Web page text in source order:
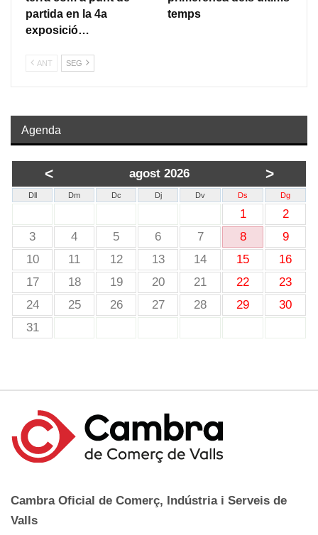
partida en la 4a
exposició…
temps
ANT SEG
Agenda
< agost 2026 >
Dll Dm Dc Dj Dv Ds Dg
1
2
3
4 5 6 7 8
9
10
11 12 13 14 15
16
17
18 19 20 21 22
23
24
25 26 27 28 29
30
31
Cambra Oficial de Comerç, Indústria i Serveis de
Valls